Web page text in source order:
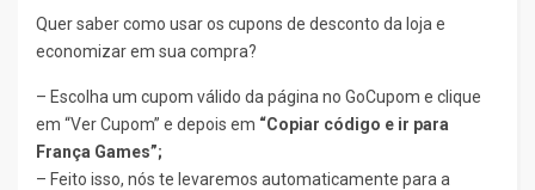
Quer saber como usar os cupons de desconto da loja e
economizar em sua compra?
– Escolha um cupom válido da página no GoCupom e clique
em “Ver Cupom” e depois em “Copiar código e ir para
França Games”;
– Feito isso, nós te levaremos automaticamente para a